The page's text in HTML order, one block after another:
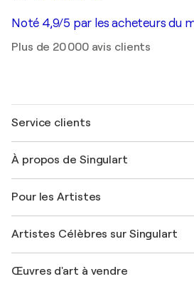
Noté 4,9/5 par les acheteurs du
Plus de 20 000 avis clients
Service clients
Expédition
Offrir une carte cadeau
Rejoignez notre programme
Mon compte
+33 1 76 44 06 42
À propos de Singulart
FAQ
Magazine Singulart
Emplois
Découvrez une sélection d'art
Pour les Artistes
Se connecter en tant qu'Artiste
Artistes Célèbres sur Singulart
Marc Chagall
Œuvres d'art à vendre